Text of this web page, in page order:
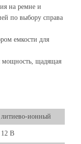
на ремне и
по выбору справа
емкости для
мощность, щадящая
литиево-ионный
12 В